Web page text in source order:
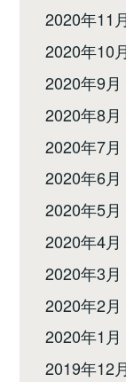
2020年11月
2020年10月
2020年9月
2020年8月
2020年7月
2020年6月
2020年5月
2020年4月
2020年3月
2020年2月
2020年1月
2019年12月